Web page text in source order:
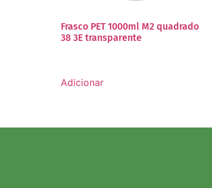
Frasco PET 1000ml M2 quadrado
38 3E transparente
Adicionar